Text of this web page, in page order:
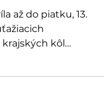
až do piatku, 13.
kôl
práv (OĽP),...